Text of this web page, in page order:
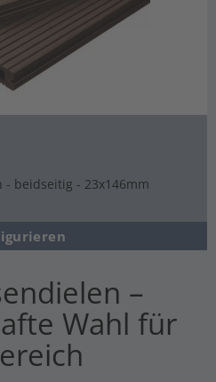
beidseitig - 23x146mm
–
Wahl für